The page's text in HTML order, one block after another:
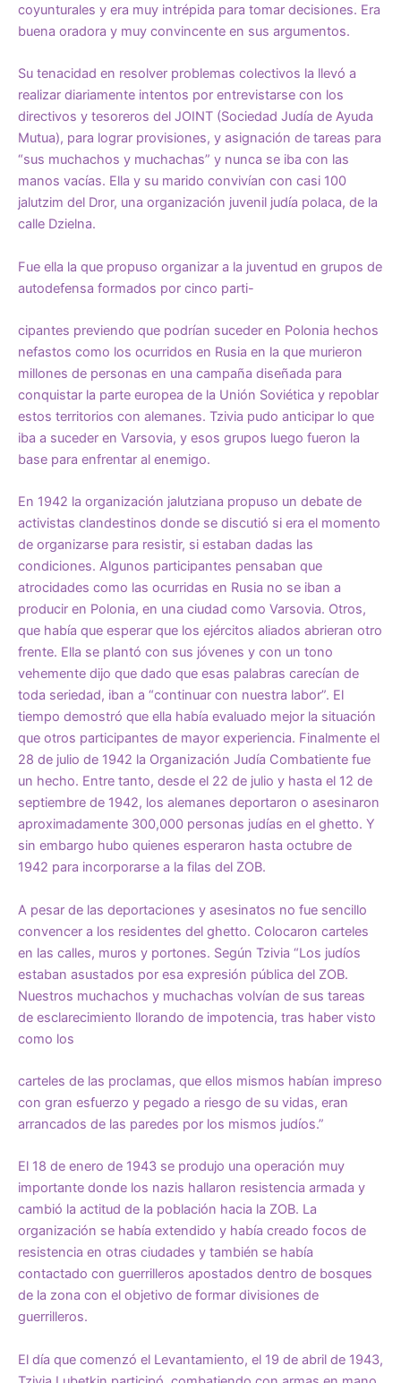
coyunturales y era muy intrépida para tomar decisiones. Era
buena oradora y muy convincente en sus argumentos.
Su tenacidad en resolver problemas colectivos la llevó a
realizar diariamente intentos por entrevistarse con los
directivos y tesoreros del JOINT (Sociedad Judía de Ayuda
Mutua), para lograr provisiones, y asignación de tareas para
“sus muchachos y muchachas” y nunca se iba con las
manos vacías. Ella y su marido convivían con casi 100
jalutzim del Dror, una organización juvenil judía polaca, de la
calle Dzielna.
Fue ella la que propuso organizar a la juventud en grupos de
autodefensa formados por cinco parti-
cipantes previendo que podrían suceder en Polonia hechos
nefastos como los ocurridos en Rusia en la que murieron
millones de personas en una campaña diseñada para
conquistar la parte europea de la Unión Soviética y repoblar
estos territorios con alemanes. Tzivia pudo anticipar lo que
iba a suceder en Varsovia, y esos grupos luego fueron la
base para enfrentar al enemigo.
En 1942 la organización jalutziana propuso un debate de
activistas clandestinos donde se discutió si era el momento
de organizarse para resistir, si estaban dadas las
condiciones. Algunos participantes pensaban que
atrocidades como las ocurridas en Rusia no se iban a
producir en Polonia, en una ciudad como Varsovia. Otros,
que había que esperar que los ejércitos aliados abrieran otro
frente. Ella se plantó con sus jóvenes y con un tono
vehemente dijo que dado que esas palabras carecían de
toda seriedad, iban a “continuar con nuestra labor”. El
tiempo demostró que ella había evaluado mejor la situación
que otros participantes de mayor experiencia. Finalmente el
28 de julio de 1942 la Organización Judía Combatiente fue
un hecho. Entre tanto, desde el 22 de julio y hasta el 12 de
septiembre de 1942, los alemanes deportaron o asesinaron
aproximadamente 300,000 personas judías en el ghetto. Y
sin embargo hubo quienes esperaron hasta octubre de
1942 para incorporarse a la filas del ZOB.
A pesar de las deportaciones y asesinatos no fue sencillo
convencer a los residentes del ghetto. Colocaron carteles
en las calles, muros y portones. Según Tzivia “Los judíos
estaban asustados por esa expresión pública del ZOB.
Nuestros muchachos y muchachas volvían de sus tareas
de esclarecimiento llorando de impotencia, tras haber visto
como los
carteles de las proclamas, que ellos mismos habían impreso
con gran esfuerzo y pegado a riesgo de su vidas, eran
arrancados de las paredes por los mismos judíos.”
El 18 de enero de 1943 se produjo una operación muy
importante donde los nazis hallaron resistencia armada y
cambió la actitud de la población hacia la ZOB. La
organización se había extendido y había creado focos de
resistencia en otras ciudades y también se había
contactado con guerrilleros apostados dentro de bosques
de la zona con el objetivo de formar divisiones de
guerrilleros.
El día que comenzó el Levantamiento, el 19 de abril de 1943,